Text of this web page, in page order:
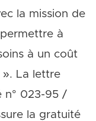
la mission de
à
à un coût
». La lettre
n° 023-95 /
la gratuité